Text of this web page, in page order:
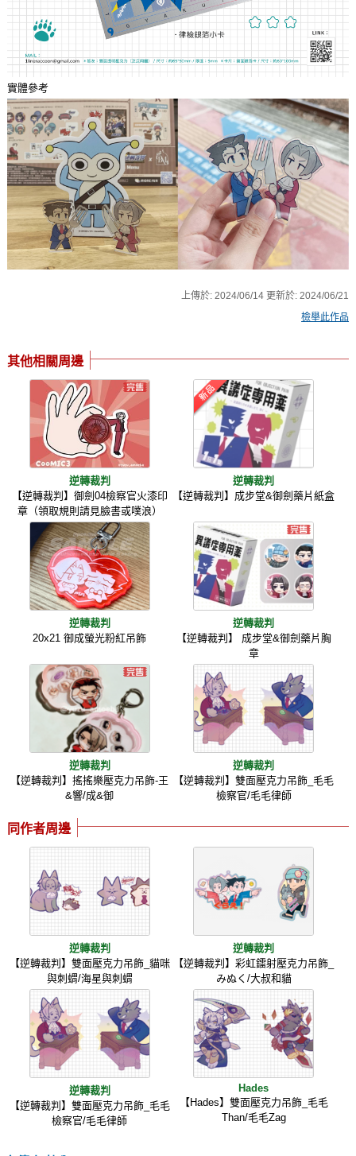
實體參考
上傳於:2024/06/14 更新於:2024/06/21
檢舉此作品
其他相關周邊
逆轉裁判
【逆轉裁判】御劍04檢察官火漆印
章（領取規則請見臉書或噗浪）
逆轉裁判
【逆轉裁判】成步堂&御劍藥片紙盒
逆轉裁判
20x21 御成螢光粉紅吊飾
逆轉裁判
【逆轉裁判】 成步堂&御劍藥片胸
章
逆轉裁判
【逆轉裁判】搖搖樂壓克力吊飾-王
&響/成&御
逆轉裁判
【逆轉裁判】雙面壓克力吊飾_毛毛
檢察官/毛毛律師
同作者周邊
逆轉裁判
【逆轉裁判】雙面壓克力吊飾_貓咪
與刺蝟/海星與刺蝟
逆轉裁判
【逆轉裁判】彩虹鐳射壓克力吊飾_
みぬく/大叔和貓
逆轉裁判
【逆轉裁判】雙面壓克力吊飾_毛毛
檢察官/毛毛律師
Hades
【Hades】雙面壓克力吊飾_毛毛
Than/毛毛Zag